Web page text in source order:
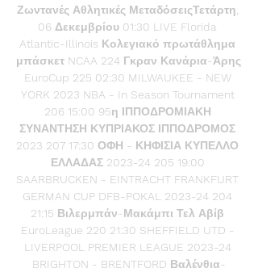
Ζωντανές Αθλητικές ΜεταδόσειςΤετάρτη,
06 Δεκεμβρίου 01:30 LIVE Florida
Atlantic-Illinois Κολεγιακό πρωτάθλημα
μπάσκετ NCAA 224 Γκραν Κανάρια-Άρης
EuroCup 225 02:30 MILWAUKEE - NEW
YORK 2023 NBA - In Season Tournament
206 15:00 95η ΙΠΠΟΔΡΟΜΙΑΚΗ
ΣΥΝΑΝΤΗΣΗ ΚΥΠΡΙΑΚΟΣ ΙΠΠΟΔΡΟΜΟΣ
2023 207 17:30 ΟΦΗ - ΚΗΦΙΣΙΑ ΚΥΠΕΛΛΟ
ΕΛΛΑΔΑΣ 2023-24 205 19:00
SAARBRUCKEN - EINTRACHT FRANKFURT
GERMAN CUP DFB-POKAL 2023-24 204
21:15 Βιλερμπάν-Μακάμπι Τελ Αβίβ
EuroLeague 220 21:30 SHEFFIELD UTD -
LIVERPOOL PREMIER LEAGUE 2023-24
BRIGHTON - BRENTFORD Βαλένθια-